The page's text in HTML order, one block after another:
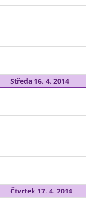
Středa 16. 4. 2014
Čtvrtek 17. 4. 2014